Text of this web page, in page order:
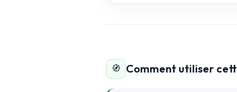
🧭 Comment utiliser